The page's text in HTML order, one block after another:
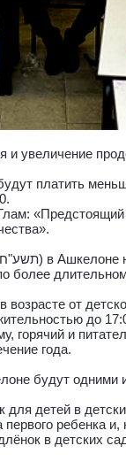
и увеличение
платить
«Предстоящий
более
от
до
горячий и
года.
будут одними
детей в
ребенка и,
в детских